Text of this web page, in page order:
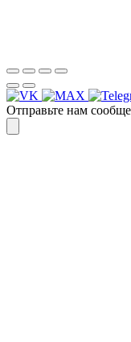
Отправьте нам